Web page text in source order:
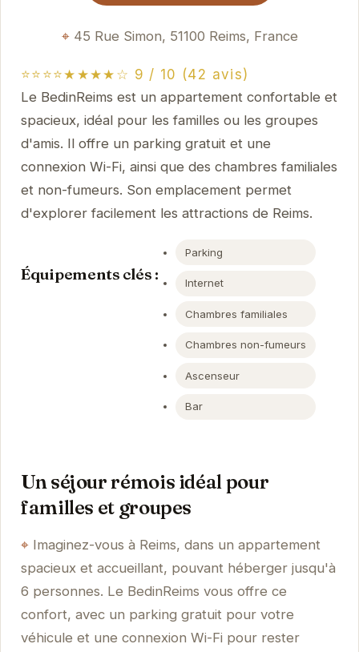
45 Rue Simon, 51100 Reims, France
⭐⭐⭐⭐★★★★☆ 9 / 10 (42 avis)
Le BedinReims est un appartement confortable et
spacieux, idéal pour les familles ou les groupes
d'amis. Il offre un parking gratuit et une
connexion Wi-Fi, ainsi que des chambres familiales
et non-fumeurs. Son emplacement permet
d'explorer facilement les attractions de Reims.
Équipements clés :
Parking
Internet
Chambres familiales
Chambres non-fumeurs
Ascenseur
Bar
Un séjour rémois idéal pour
familles et groupes
Imaginez-vous à Reims, dans un appartement
spacieux et accueillant, pouvant héberger jusqu'à
6 personnes. Le BedinReims vous offre ce
confort, avec un parking gratuit pour votre
véhicule et une connexion Wi-Fi pour rester